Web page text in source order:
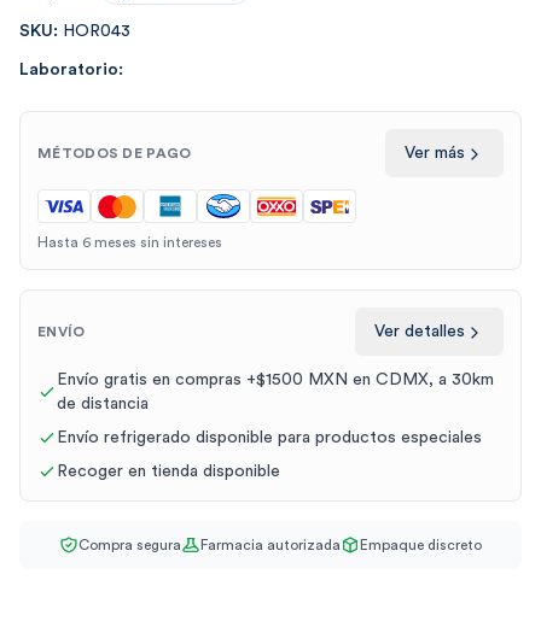
SKU: HOR043
Laboratorio:
MÉTODOS DE PAGO Ver más
Hasta 6 meses sin intereses
ENVÍO Ver detalles
Envío gratis en compras +$1500 MXN en CDMX, a 30km
de distancia
Envío refrigerado disponible para productos especiales
Recoger en tienda disponible
Compra segura Farmacia autorizada Empaque discreto